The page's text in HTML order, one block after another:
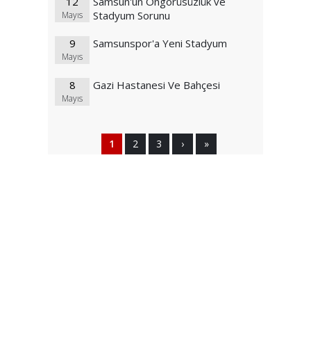
Mayıs
Stadyum Sorunu
9
Mayıs
Samsunspor'a Yeni Stadyum
8
Mayıs
Gazi Hastanesi Ve Bahçesi
1 2 3 › »